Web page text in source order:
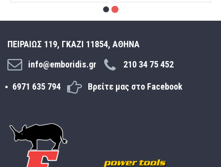
ΠΕΙΡΑΙΩΣ 119, ΓΚΑΖΙ 11854, ΑΘΗΝΑ
info@emboridis.gr
210 34 75 452
6971 635 794 Βρείτε μας στο Facebook